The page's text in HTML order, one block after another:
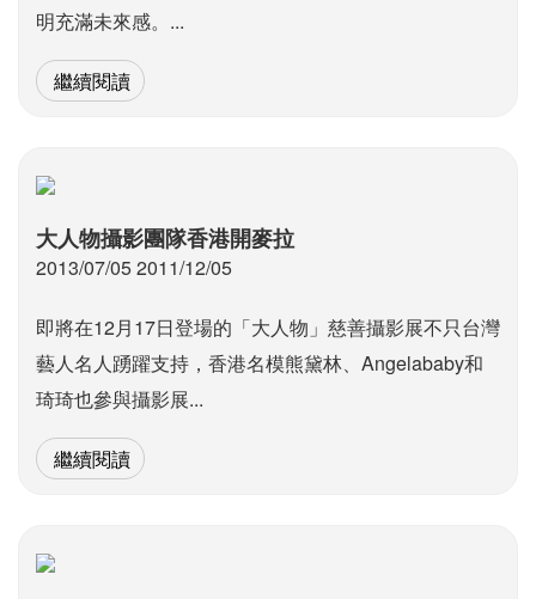
明充滿未來感。...
繼續閱讀
大人物攝影團隊香港開麥拉
2013/07/05 2011/12/05
即將在12月17日登場的「大人物」慈善攝影展不只台灣
藝人名人踴躍支持，香港名模熊黛林、Angelababy和
琦琦也參與攝影展...
繼續閱讀